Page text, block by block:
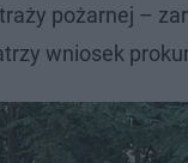
pożarnej –
wniosek